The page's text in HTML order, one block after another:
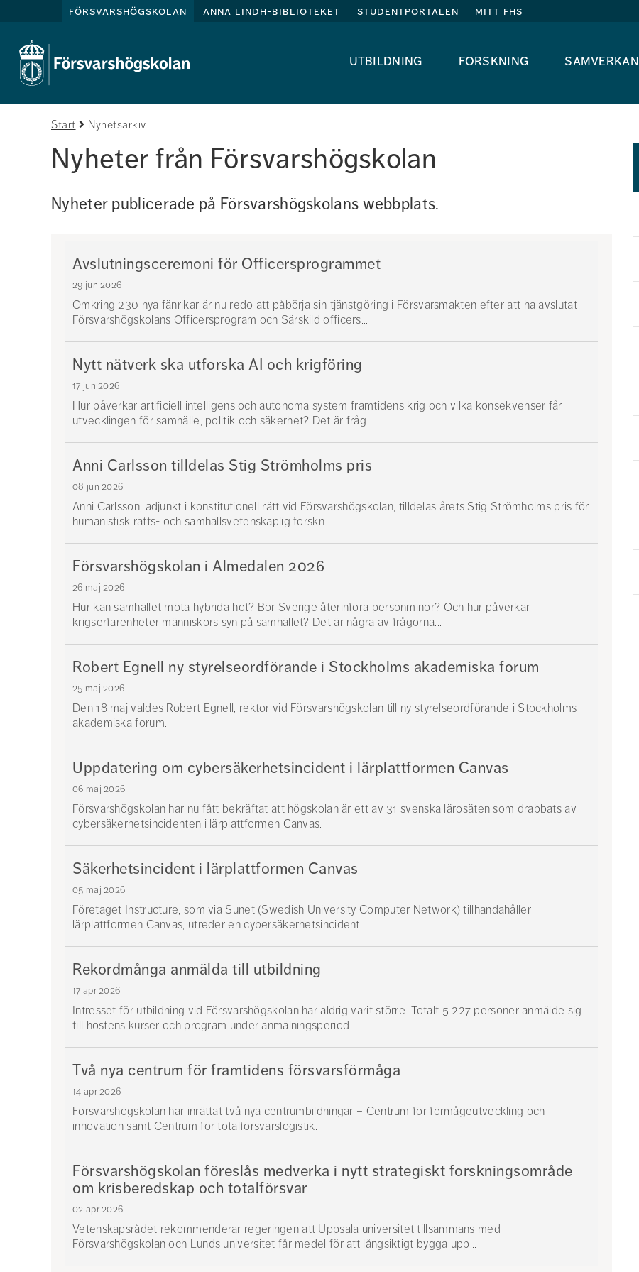
försvarshögskolan anna lindh-biblioteket studentportalen mitt fhs
utbildning forskning samverkan
Start Nyhetsarkiv
Nyheter från Försvarshögskolan
Nyheter publicerade på Försvarshögskolans webbplats.
Avslutningsceremoni för Officersprogrammet
29 jun 2026
Omkring 230 nya fänrikar är nu redo att påbörja sin tjänstgöring i Försvarsmakten efter att ha avslutat
Försvarshögskolans Officersprogram och Särskild officers...
Nytt nätverk ska utforska AI och krigföring
17 jun 2026
Hur påverkar artificiell intelligens och autonoma system framtidens krig och vilka konsekvenser får
utvecklingen för samhälle, politik och säkerhet? Det är fråg...
Anni Carlsson tilldelas Stig Strömholms pris
08 jun 2026
Anni Carlsson, adjunkt i konstitutionell rätt vid Försvarshögskolan, tilldelas årets Stig Strömholms pris för
humanistisk rätts- och samhällsvetenskaplig forskn...
Försvarshögskolan i Almedalen 2026
26 maj 2026
Hur kan samhället möta hybrida hot? Bör Sverige återinföra personminor? Och hur påverkar
krigserfarenheter människors syn på samhället? Det är några av frågorna...
Robert Egnell ny styrelseordförande i Stockholms akademiska forum
25 maj 2026
Den 18 maj valdes Robert Egnell, rektor vid Försvarshögskolan till ny styrelseordförande i Stockholms
akademiska forum.
Uppdatering om cybersäkerhetsincident i lärplattformen Canvas
06 maj 2026
Försvarshögskolan har nu fått bekräftat att högskolan är ett av 31 svenska lärosäten som drabbats av
cybersäkerhetsincidenten i lärplattformen Canvas.
Säkerhetsincident i lärplattformen Canvas
05 maj 2026
Företaget Instructure, som via Sunet (Swedish University Computer Network) tillhandahåller
lärplattformen Canvas, utreder en cybersäkerhetsincident.
Rekordmånga anmälda till utbildning
17 apr 2026
Intresset för utbildning vid Försvarshögskolan har aldrig varit större. Totalt 5 227 personer anmälde sig
till höstens kurser och program under anmälningsperiod...
Två nya centrum för framtidens försvarsförmåga
14 apr 2026
Försvarshögskolan har inrättat två nya centrumbildningar – Centrum för förmågeutveckling och
innovation samt Centrum för totalförsvarslogistik.
Försvarshögskolan föreslås medverka i nytt strategiskt forskningsområde
om krisberedskap och totalförsvar
02 apr 2026
Vetenskapsrådet rekommenderar regeringen att Uppsala universitet tillsammans med
Försvarshögskolan och Lunds universitet får medel för att långsiktigt bygga upp...